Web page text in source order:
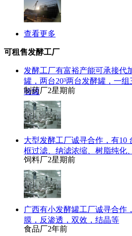
查看更多
可租售发酵工厂
发酵工厂有富裕产能可承接代
罐，两台20³两台发酵罐，一
验罐
制药厂2星期前
大型发酵工厂诚寻合作，有10
框过滤、纳滤浓缩、树脂纯化
饲料厂2星期前
广西有小发酵罐工厂诚寻合作
膜，反渗透，双效，结晶等
食品厂2年前